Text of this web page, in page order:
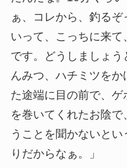
ぁ、コレから、釣る
いって、こっちに来
です。どうしましょ
んみつ、ハチミツを
た途端に目の前で、
を巻いてくれたお陰
うことを聞かないと
りだからなぁ。」